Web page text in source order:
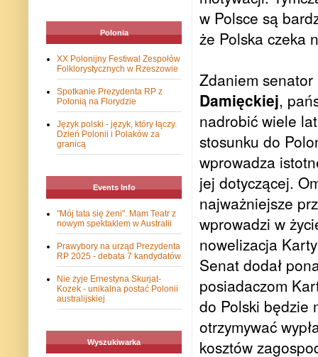
w Polsce są
że Polska
Zdaniem senator
Damięckiej,
nadrobić wiele
stosunku do
wprowadza
jej dotyczącej.
najważniejsze
wprowadzi w
nowelizacja
Senat dodał
posiadaczom
do Polski będzie
otrzymywać
kosztów
Polonia
XX Polonijny Festiwal Zespołów
Folklorystycznych w Rzeszowie
Spotkanie Prezydenta RP z
Polonią na Florydzie
Język polski - język, który łączy.
Dzień Polonii i Polaków za
granicą
Events Info
"Mój tata się żeni". Mam Teatr z
nowym spektaklem w Australii
Prawybory na urząd Prezydenta
RP 2025 - debata 7 kandydatów
Nie żyje Ernestyna Skurjat-
Kozek - unikalna postać Polonii
australijskiej
Wyszukiwarka